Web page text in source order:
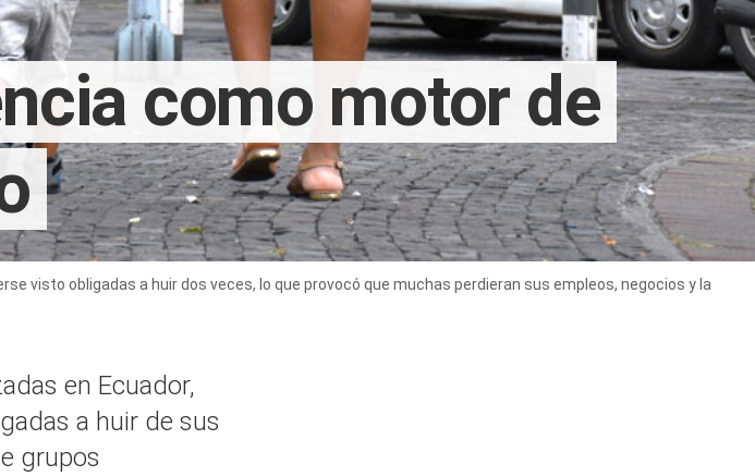
como motor de
visto obligadas a huir dos veces, lo que provocó que muchas perdieran sus empleos, negocios y la
en Ecuador,
a huir de sus
grupos